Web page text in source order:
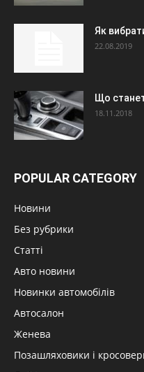
Як
22.08.2019
Що
18.11.2018
POPULAR CATEGORY
Новини
Без рубрики
Статті
Авто новини
Новинки автомобілів
Автосалон
Женева
Позашляховики і